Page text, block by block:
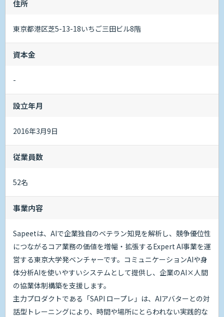
住所
東京都港区芝5-13-18いちご三田ビル8階
資本金
-
設立年月
2016年3月9日
従業員数
52名
事業内容
Sapeetは、AIで企業独自のベテラン知見を解析し、競争優位性
につながるコア業務の価値を増幅・拡張するExpert AI事業を運
営する東京大学発ベンチャーです。コミュニケーションAIや身
体分析AIを使いやすいシステムとして提供し、企業のAI×人間
の協業体制構築を支援します。
主力プロダクトである「SAPI ロープレ」は、AIアバターとの対
話型トレーニングにより、時間や場所にとらわれない実践的な